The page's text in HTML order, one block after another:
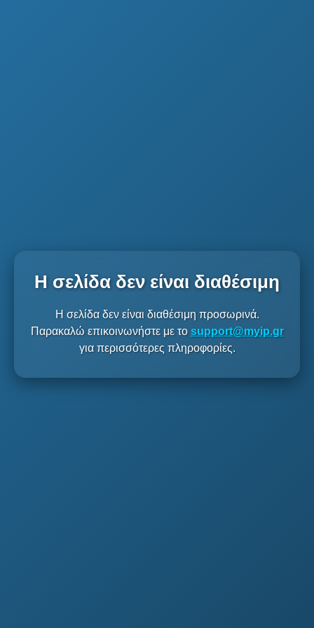
Η σελίδα δεν είναι διαθέσιμη
Η σελίδα δεν είναι διαθέσιμη προσωρινά.
Παρακαλώ επικοινωνήστε με το support@myip.gr
για περισσότερες πληροφορίες.